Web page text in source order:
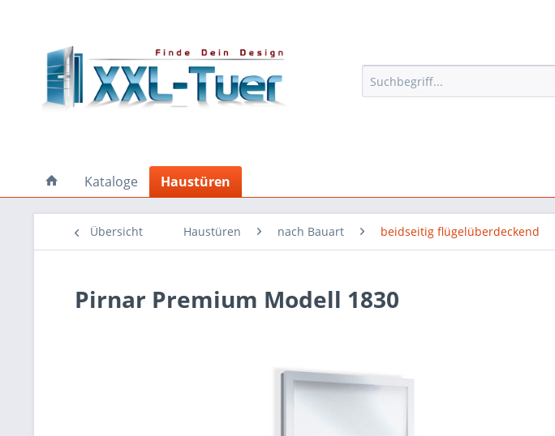
Kataloge Haustüren
Übersicht Haustüren nach Bauart beidseitig flügelüberdeckend
Pirnar Premium Modell 1830